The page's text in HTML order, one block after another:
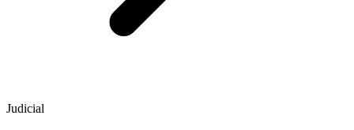
Judicial